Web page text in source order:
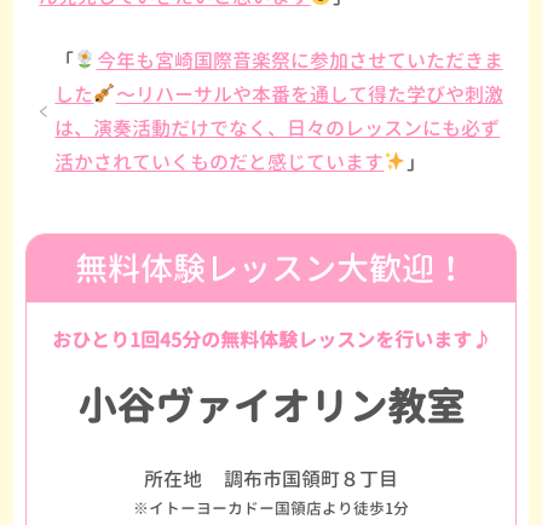
「
今年も宮崎国際音楽祭に参加させていただきま
した
〜リハーサルや本番を通して得た学びや刺激
は、演奏活動だけでなく、日々のレッスンにも必ず
活かされていくものだと感じています
」
無料体験レッスン大歓迎！
おひとり1回45分の無料体験レッスンを行います♪
小谷ヴァイオリン教室
所在地 調布市国領町８丁目
※イトーヨーカドー国領店より徒歩1分